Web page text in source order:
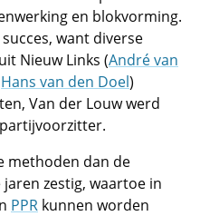
en blokvorming.
want diverse
Nieuw Links (André van
Hans van den Doel)
Van der Louw werd
methoden dan de
zestig, waartoe in
PPR kunnen worden